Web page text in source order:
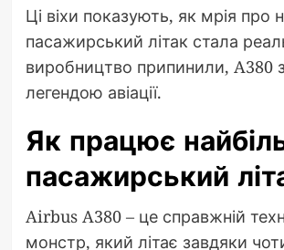
Ці віхи показують, як мрія про
пасажирський літак стала
виробництво припинили, A380
легендою авіації.
Як працює
пасажирський
Airbus A380 – це справжній
монстр, який літає завдяки